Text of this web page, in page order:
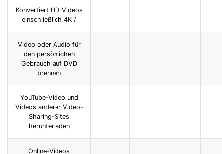
Konvertiert HD-Videos
einschließlich 4K /
Video oder Audio für
den persönlichen
Gebrauch auf DVD
brennen
YouTube-Video und
Videos anderer Video-
Sharing-Sites
herunterladen
Online-Videos